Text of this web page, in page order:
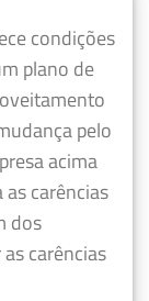
condições
plano de
pelo
acima
carências
dos
carências